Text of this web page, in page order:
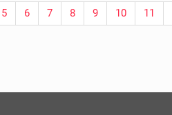
5 6 7 8 9 10 11